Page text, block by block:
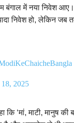
बंगाल में नया निवेश
निवेश हो, लेकिन जब
2025
‘मां, माटी, मानुष की